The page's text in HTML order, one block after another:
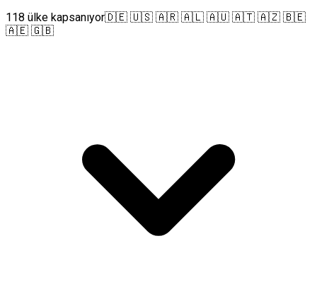
118 ülke kapsanıyor🇩🇪 🇺🇸 🇦🇷 🇦🇱 🇦🇺 🇦🇹 🇦🇿 🇧🇪
🇦🇪 🇬🇧